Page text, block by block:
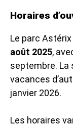
Horaires
Le parc
août 2025,
septembre. La
vacances
janvier 2026.
Les horaires